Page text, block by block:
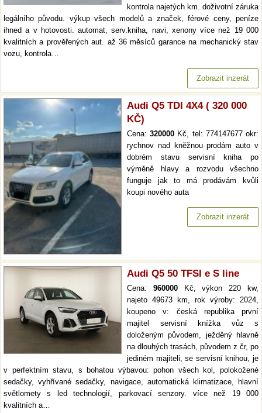
kontrola najetých km. doživotní záruka
legálního původu. výkup všech modelů a značek, férové ceny, peníze
ihned a v hotovosti. automat, serv.kniha, navi, xenony více než 19 000
kvalitních a prověřených aut. až 36 měsíců garance na mechanický stav
vozu, kontrola…
Zobrazit inzerát
Audi Q5 TDI 4X4 ( 320 000
KČ)
Cena:320000 Kč, tel: 774147677 okr:
rychnov nad kněžnou prodám auto v
dobrém stavu servisní kniha po
výměně hlavy a rozvodu všechno
funguje jak to má prodávám kvůli
koupi nového auta
Zobrazit inzerát
Audi Q5 50 TFSI e S line
Cena: 960000Kč, výkon 220 kw,
najeto 49673 km, rok výroby: 2024,
koupeno v: česká republika první
majitel servisní knížka vůz s
doloženým původem, ježděný hlavně
na dlouhých trasách, původem z čr, po
jediném majiteli, se servisní knihou, je
v perfektním stavu, s bohatou výbavou: pohon všech kol, polokožené
sedačky, vyhřívané sedačky, navigace, automatická klimatizace, hlavní
světlomety s led technologií, parkovací senzory. více než 19 000
kvalitních a…